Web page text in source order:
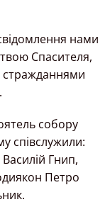
нами
Спасителя,
собору
співслужили:
Гнип,
Петро